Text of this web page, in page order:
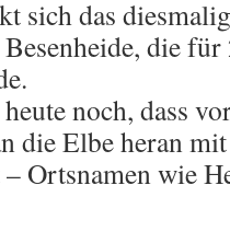
sich das
die
noch, dass
die Elbe heran
– Ortsnamen wie